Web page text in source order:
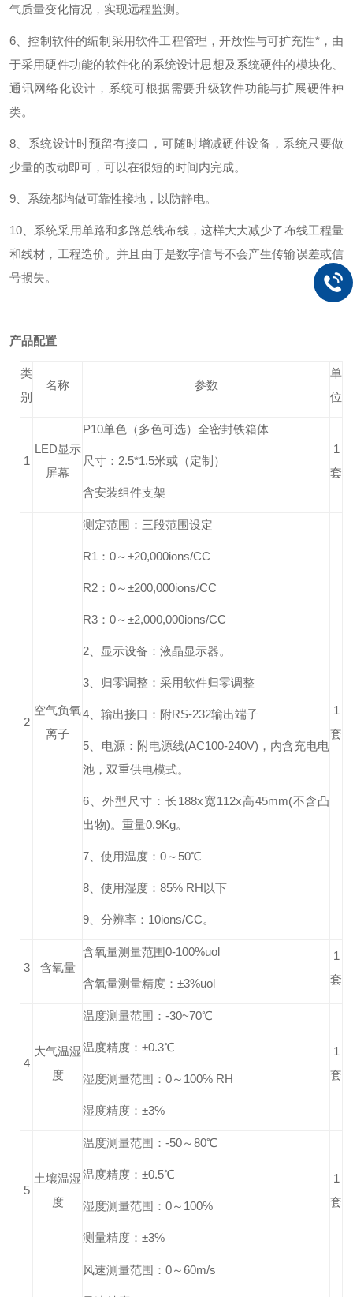
气质量变化情况，实现远程监测。
6、控制软件的编制采用软件工程管理，开放性与可扩充性*，由
于采用硬件功能的软件化的系统设计思想及系统硬件的模块化、
通讯网络化设计，系统可根据需要升级软件功能与扩展硬件种
类。
8、系统设计时预留有接口，可随时增减硬件设备，系统只要做
少量的改动即可，可以在很短的时间内完成。
9、系统都均做可靠性接地，以防静电。
10、系统采用单路和多路总线布线，这样大大减少了布线工程量
和线材，工程造价。并且由于是数字信号不会产生传输误差或信
号损失。
产品配置
类
别
名称 参数
单
位
1
LED显示
屏幕
P10单色（多色可选）全密封铁箱体
尺寸：2.5*1.5米或（定制）
含安装组件支架
1
套
2
空气负氧
离子
测定范围：三段范围设定
R1：0～±20,000ions/CC
R2：0～±200,000ions/CC
R3：0～±2,000,000ions/CC
2、显示设备：液晶显示器。
3、归零调整：采用软件归零调整
4、输出接口：附RS-232输出端子
5、电源：附电源线(AC100-240V)，内含充电电
池，双重供电模式。
6、外型尺寸：长188x宽112x高45mm(不含凸
出物)。重量0.9Kg。
7、使用温度：0～50℃
8、使用湿度：85% RH以下
9、分辨率：10ions/CC。
1
套
3 含氧量
含氧量测量范围0-100%uol
含氧量测量精度：±3%uol
1
套
4
大气温湿
度
温度测量范围：-30~70℃
温度精度：±0.3℃
湿度测量范围：0～100% RH
湿度精度：±3%
1
套
5
土壤温湿
度
温度测量范围：-50～80℃
温度精度：±0.5℃
湿度测量范围：0～100%
测量精度：±3%
1
套
风速测量范围：0～60m/s